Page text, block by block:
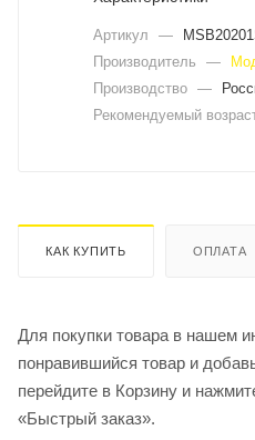
Артикул —
Производитель
—
Производство —
Рекомендуемый
КАК КУПИТЬ ОПЛАТА
Для покупки товара в нашем
понравившийся товар и
перейдите в Корзину и
«Быстрый заказ».